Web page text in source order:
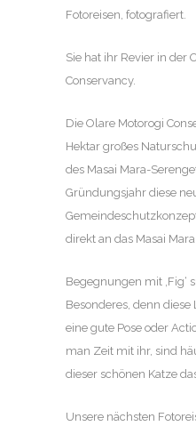
Fotoreisen, fotografiert.
Sie hat ihr Revier in der
Conservancy.
Die Olare Motorogi
Hektar großes
des Masai Mara-
Gründungsjahr diese
direkt an das Masai
Begegnungen mit ‚Fig‘
Besonderes, denn
eine gute Pose oder
man Zeit mit ihr, sind
dieser schönen Katze
Unsere nächsten